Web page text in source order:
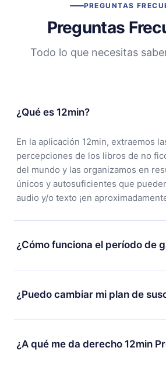
PREGUNTAS
Preguntas
Todo lo que necesitas
¿Qué es 12min?
En la aplicación 12min, extraemos
percepciones de los libros de no
del mundo y las organizamos en
únicos y autosuficientes que
audio y/o texto ¡en
¿Cómo funciona el período de
Puedes descargar nuestra
disfrutar de nuestra biblioteca. Si
estás satisfecho con nuestra
a la compra y solicita el reembolso
¿Puedo cambiar mi plan de
Sí, pero el cambio solo se aplicará
período de facturación. Por
cambiar tu suscripción mensual a
¿A qué me da derecho 12min